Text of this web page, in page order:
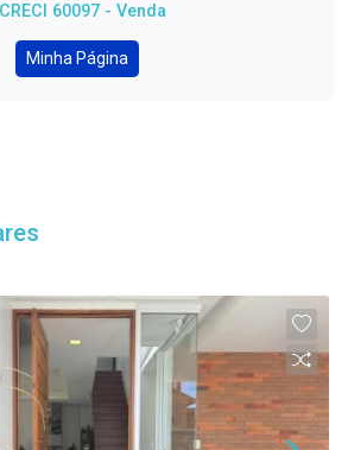
CRECI 60097 - Venda
Minha Página